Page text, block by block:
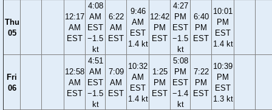
Thu
05
12:17
AM
EST
4:08
AM
EST
−1.5
kt
6:22
AM
EST
9:46
AM
EST
1.4 kt
12:42
PM
EST
4:27
PM
EST
−1.5
kt
6:40
PM
EST
10:01
PM
EST
1.4 kt
Fri
06
12:58
AM
EST
4:51
AM
EST
−1.5
kt
7:09
AM
EST
10:32
AM
EST
1.4 kt
1:25
PM
EST
5:08
PM
EST
−1.4
kt
7:22
PM
EST
10:39
PM
EST
1.3 kt